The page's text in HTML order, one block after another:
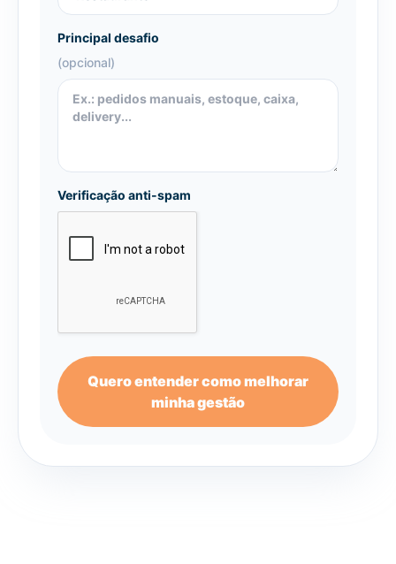
Principal desafio
(opcional)
Verificação anti-spam
Quero entender como melhorar
minha gestão